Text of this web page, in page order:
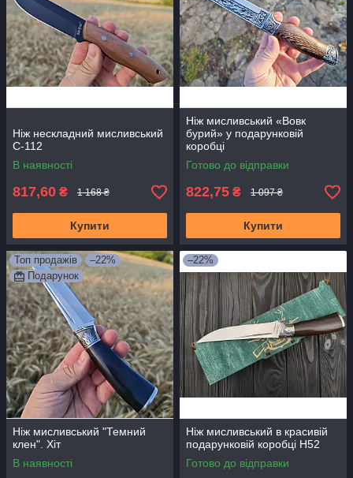
Ніж нескладний мисливський
С-112
В наявності
817,60 ₴ 1 168 ₴
Купити
Ніж мисливський «Вовк
бурий» у подарунковій
коробці
Готово до відправки
822,75 ₴ 1 097 ₴
Купити
Топ продажів
–22%
Подарунок
Ніж мисливський "Темний
клен". Хіт
В наявності
–22%
Ніж мисливський в красивій
подарунковій коробці H52
Готово до відправки